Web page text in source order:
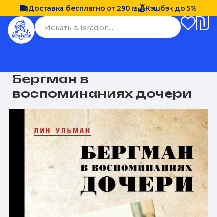
Доставка бесплатно от 290 ₪ Кэшбэк до 5%
Бергман в
воспоминаниях дочери